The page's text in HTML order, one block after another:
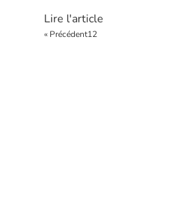
Lire l'article
« Précédent12